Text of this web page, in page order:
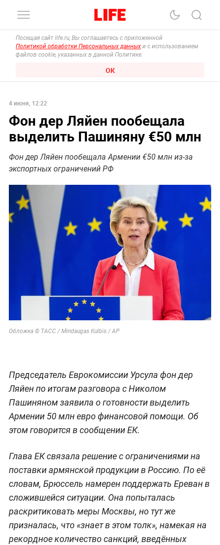
Посещая сайт life.ru, Вы соглашаетесь с приложенной
Политикой обработки Персональных данных и с использованием
файлов cookie, указанных в данной Политике.
ОК
4 июня, 12:22
Фон дер Ляйен пообещала
выделить Пашиняну €50 млн
Фон дер Ляйен пообещала Армении €50 млн из-за
экспортных ограничений РФ
Обложка © ТАСС / Mindaugas Kulbis / АР
Председатель Еврокомиссии Урсула фон дер
Ляйен по итогам разговора с Николом
Пашиняном заявила о готовности выделить
Армении 50 млн евро финансовой помощи. Об
этом говорится в сообщении ЕК.
Глава ЕК связала решение с ограничениями на
поставки армянской продукции в Россию. По её
словам, Брюссель намерен поддержать Ереван в
сложившейся ситуации. Она попыталась
раскритиковать меры Москвы, но тут же
призналась, что «знает в этом толк», намекая на
рекордное количество санкций, введённых